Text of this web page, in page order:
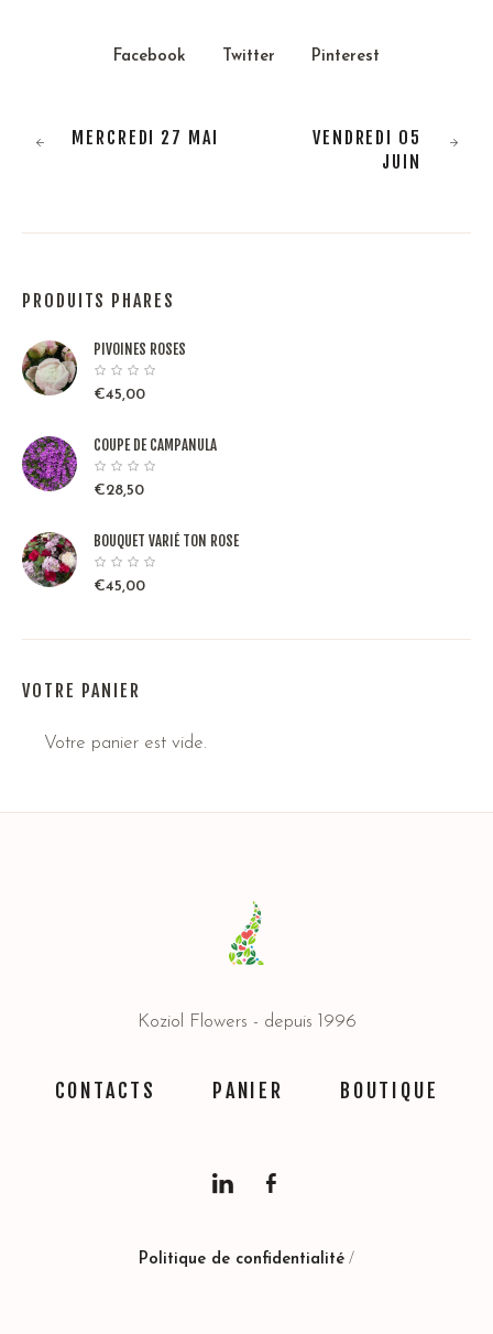
Facebook Twitter Pinterest
MERCREDI 27 MAI
VENDREDI 05
JUIN
PRODUITS PHARES
PIVOINES ROSES
€45,00
COUPE DE CAMPANULA
€28,50
BOUQUET VARIÉ TON ROSE
€45,00
VOTRE PANIER
Votre panier est vide.
Koziol Flowers - depuis 1996
CONTACTS PANIER BOUTIQUE
Politique de confidentialité /